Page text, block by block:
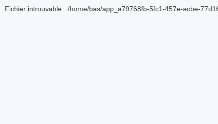
Fichier introuvable : /home/bas/app_a79768fb-5fc1-457e-acbe-